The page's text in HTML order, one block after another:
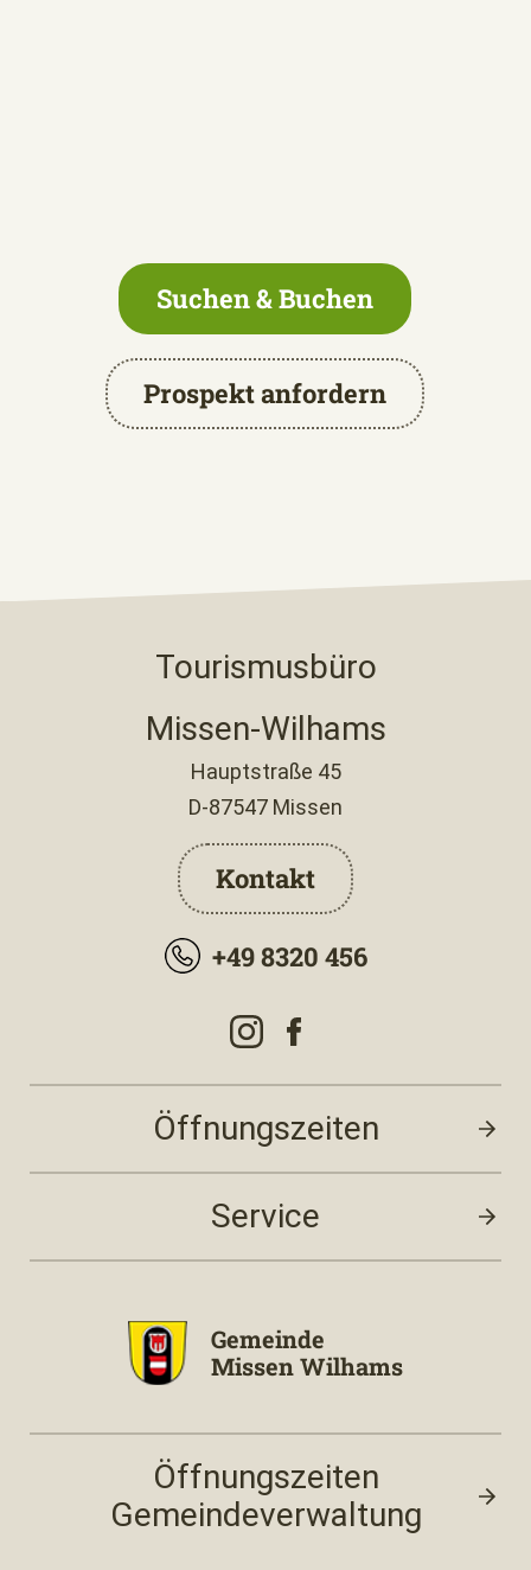
Suchen & Buchen
Prospekt anfordern
Tourismusbüro
Missen-Wilhams
Hauptstraße 45
D-87547 Missen
Kontakt
+49 8320 456
Öffnungszeiten
Service
Gemeinde
Missen Wilhams
Öffnungszeiten
Gemeindeverwaltung